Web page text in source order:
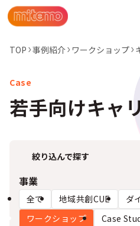
TOP 事例紹介 ワークショップ
若手向けキャ
絞り込んで探す
事業
全て 地域共創CUE
ダ
ワークショップ
Case